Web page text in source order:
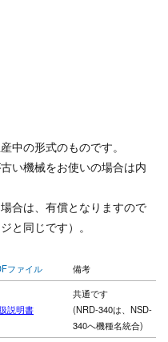
の形式のものです。
い機械をお使いの場合は内
合は、有償となりますので
と同じです）。
ファイル 備考
説明書
共通です
(NRD-340は、NSD-
340へ機種名統合)